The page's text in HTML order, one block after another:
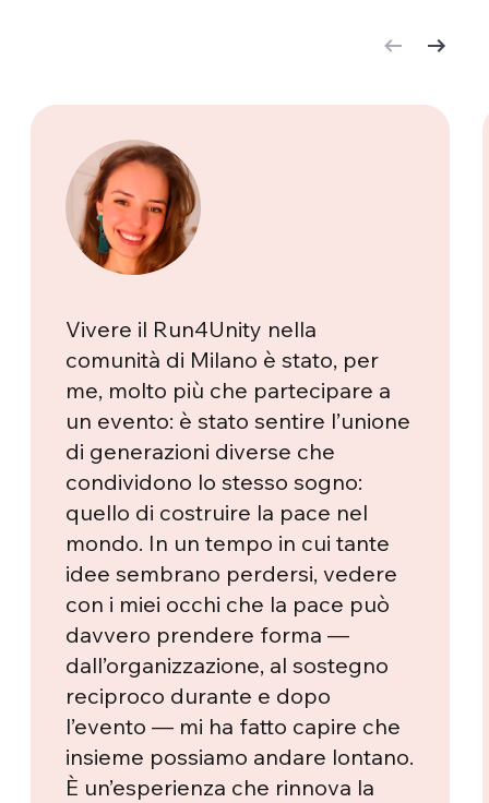
Vivere il Run4Unity nella
comunità di Milano è stato, per
me, molto più che partecipare a
un evento: è stato sentire l’unione
di generazioni diverse che
condividono lo stesso sogno:
quello di costruire la pace nel
mondo. In un tempo in cui tante
idee sembrano perdersi, vedere
con i miei occhi che la pace può
davvero prendere forma —
dall’organizzazione, al sostegno
reciproco durante e dopo
l’evento — mi ha fatto capire che
insieme possiamo andare lontano.
È un’esperienza che rinnova la